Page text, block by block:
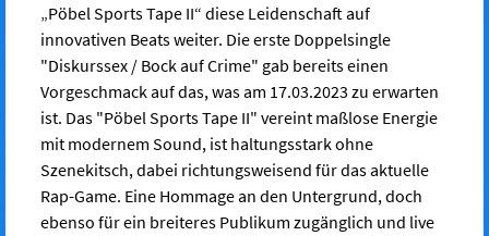
„Pöbel Sports Tape II“ diese Leidenschaft auf
innovativen Beats weiter. Die erste Doppelsingle
"Diskurssex / Bock auf Crime" gab bereits einen
Vorgeschmack auf das, was am 17.03.2023 zu erwarten
ist. Das "Pöbel Sports Tape II" vereint maßlose Energie
mit modernem Sound, ist haltungsstark ohne
Szenekitsch, dabei richtungsweisend für das aktuelle
Rap-Game. Eine Hommage an den Untergrund, doch
ebenso für ein breiteres Publikum zugänglich und live